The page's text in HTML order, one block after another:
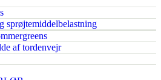
sprøjtemiddelbelastning
af tordenvejr